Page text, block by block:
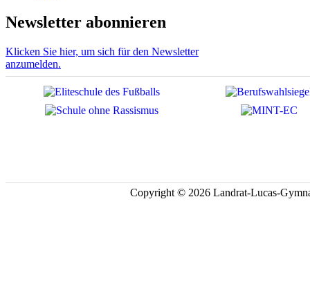
Newsletter abonnieren
Klicken Sie hier, um sich für den Newsletter
anzumelden.
Copyright © 2026 Landrat-Lucas-